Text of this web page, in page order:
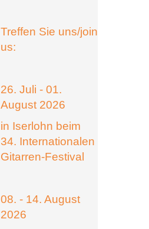
Treffen Sie uns/join
us:
26. Juli - 01.
August 2026
in Iserlohn beim
34. Internationalen
Gitarren-Festival
08. - 14. August
2026